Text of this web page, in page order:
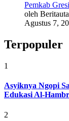
Pemkab
oleh
Agustus 7,
Terpopuler
1
Asyiknya Ngopi
Edukasi Al-
2